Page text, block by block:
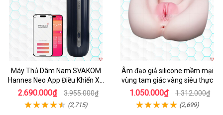
Máy Thủ Dâm Nam SVAKOM
Hannes Neo App Điều Khiển Xa
Cao Cấp
2.690.000₫ 3.955.000₫
(2,715)
Âm đạo giả silicone mềm mại
vùng tam giác vàng siêu thực
1.050.000₫ 1.312.000₫
(2,699)